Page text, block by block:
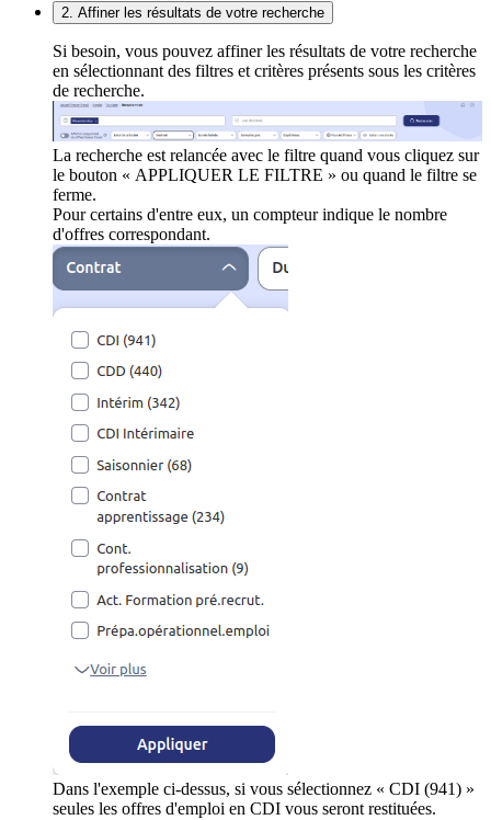
2. Affiner les résultats de votre recherche
Si besoin, vous pouvez affiner les résultats de votre recherche
en sélectionnant des filtres et critères présents sous les critères
de recherche.
La recherche est relancée avec le filtre quand vous cliquez sur
le bouton « APPLIQUER LE FILTRE » ou quand le filtre se
ferme.
Pour certains d'entre eux, un compteur indique le nombre
d'offres correspondant.
Dans l'exemple ci-dessus, si vous sélectionnez « CDI (941) »
seules les offres d'emploi en CDI vous seront restituées.